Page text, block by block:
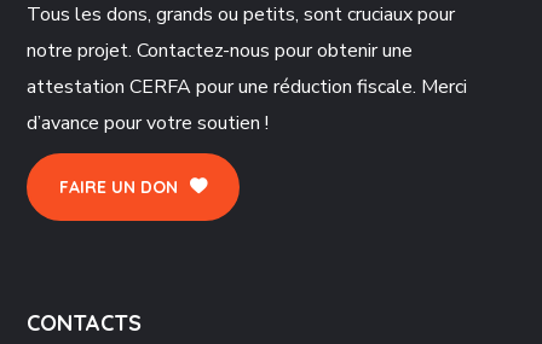
Tous les dons, grands ou petits, sont cruciaux pour
notre projet. Contactez-nous pour obtenir une
attestation CERFA pour une réduction fiscale. Merci
d’avance pour votre soutien !
FAIRE UN DON
CONTACTS